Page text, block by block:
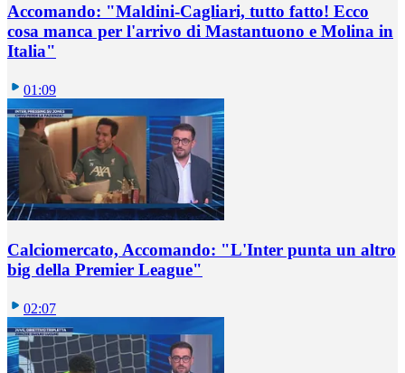
Accomando: "Maldini-Cagliari, tutto fatto! Ecco
cosa manca per l'arrivo di Mastantuono e Molina in
Italia"
01:09
Calciomercato, Accomando: "L'Inter punta un altro
big della Premier League"
02:07